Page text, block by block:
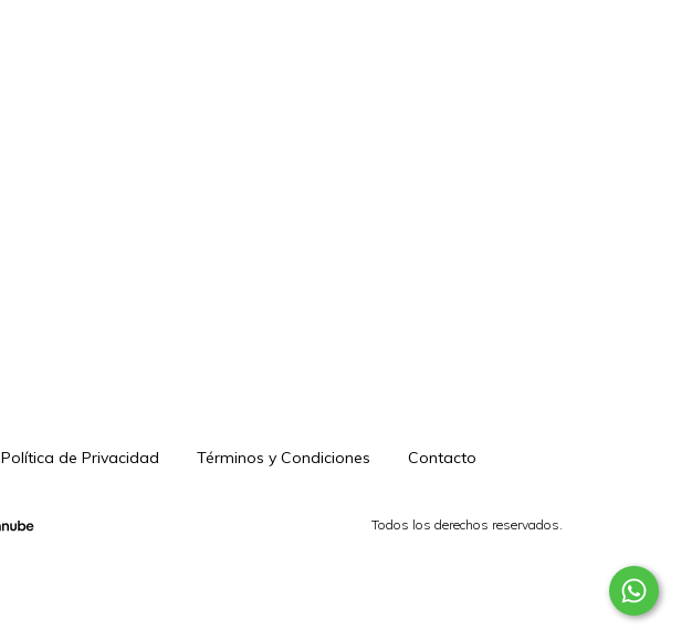
Política de Privacidad Términos y Condiciones Contacto
Todos los derechos reservados.